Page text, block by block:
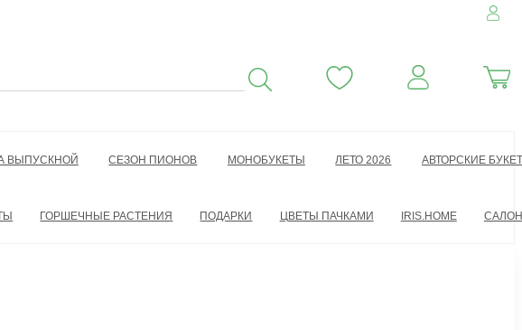
ВЫПУСКНОЙ СЕЗОН ПИОНОВ МОНОБУКЕТЫ ЛЕТО 2026 АВТОРСКИЕ
ГОРШЕЧНЫЕ РАСТЕНИЯ ПОДАРКИ ЦВЕТЫ ПАЧКАМИ IRIS.HOME